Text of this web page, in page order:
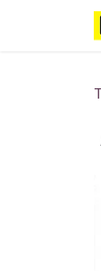
Se rendre au